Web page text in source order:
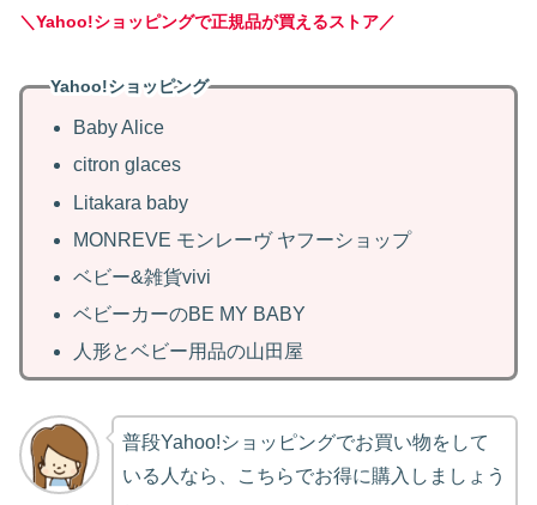
＼Yahoo!ショッピングで正規品が買えるストア／
Yahoo!ショッピング
Baby Alice
citron glaces
Litakara baby
MONREVE モンレーヴ ヤフーショップ
ベビー&雑貨vivi
ベビーカーのBE MY BABY
人形とベビー用品の山田屋
普段Yahoo!ショッピングでお買い物をして
いる人なら、こちらでお得に購入しましょう